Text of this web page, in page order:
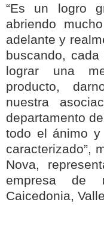
“Es un logro
abriendo
adelante y
buscando,
lograr una
producto,
nuestra
departamento
todo el ánimo
caracterizado”,
Nova,
empresa de
Caicedonia,